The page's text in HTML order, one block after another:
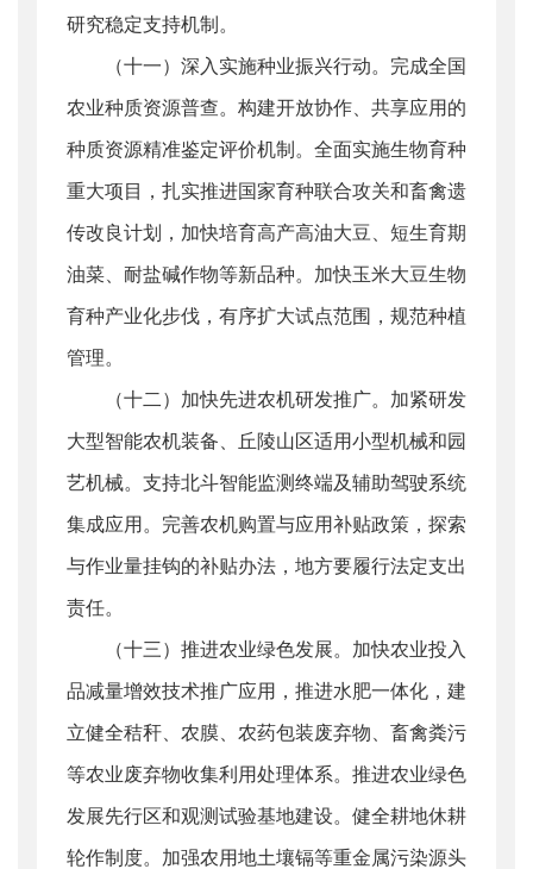
研究稳定支持机制。
（十一）深入实施种业振兴行动。完成全国
农业种质资源普查。构建开放协作、共享应用的
种质资源精准鉴定评价机制。全面实施生物育种
重大项目，扎实推进国家育种联合攻关和畜禽遗
传改良计划，加快培育高产高油大豆、短生育期
油菜、耐盐碱作物等新品种。加快玉米大豆生物
育种产业化步伐，有序扩大试点范围，规范种植
管理。
（十二）加快先进农机研发推广。加紧研发
大型智能农机装备、丘陵山区适用小型机械和园
艺机械。支持北斗智能监测终端及辅助驾驶系统
集成应用。完善农机购置与应用补贴政策，探索
与作业量挂钩的补贴办法，地方要履行法定支出
责任。
（十三）推进农业绿色发展。加快农业投入
品减量增效技术推广应用，推进水肥一体化，建
立健全秸秆、农膜、农药包装废弃物、畜禽粪污
等农业废弃物收集利用处理体系。推进农业绿色
发展先行区和观测试验基地建设。健全耕地休耕
轮作制度。加强农用地土壤镉等重金属污染源头